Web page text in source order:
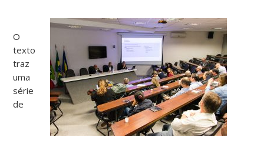
O
texto
traz
uma
série
de